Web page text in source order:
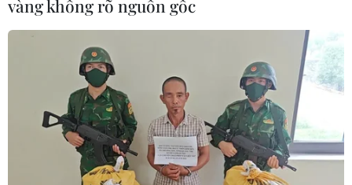
vàng không rõ nguồn gốc